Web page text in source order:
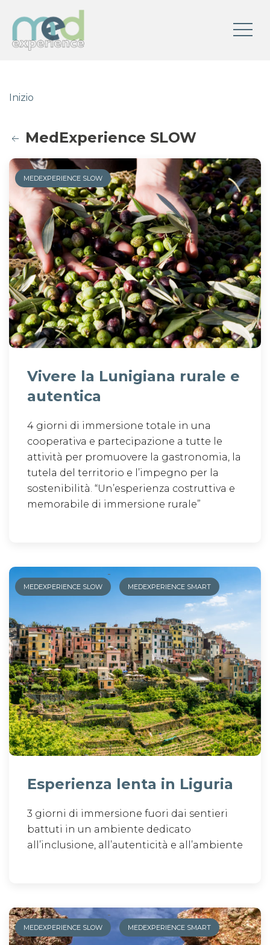
Inizio
MedExperience SLOW
MEDEXPERIENCE SLOW
Vivere la Lunigiana rurale e
autentica
4 giorni di immersione totale in una
cooperativa e partecipazione a tutte le
attività per promuovere la gastronomia, la
tutela del territorio e l’impegno per la
sostenibilità. “Un’esperienza costruttiva e
memorabile di immersione rurale”
MEDEXPERIENCE SLOW
-
MEDEXPERIENCE SMART
Esperienza lenta in Liguria
3 giorni di immersione fuori dai sentieri
battuti in un ambiente dedicato
all’inclusione, all’autenticità e all’ambiente
MEDEXPERIENCE SLOW
-
MEDEXPERIENCE SMART